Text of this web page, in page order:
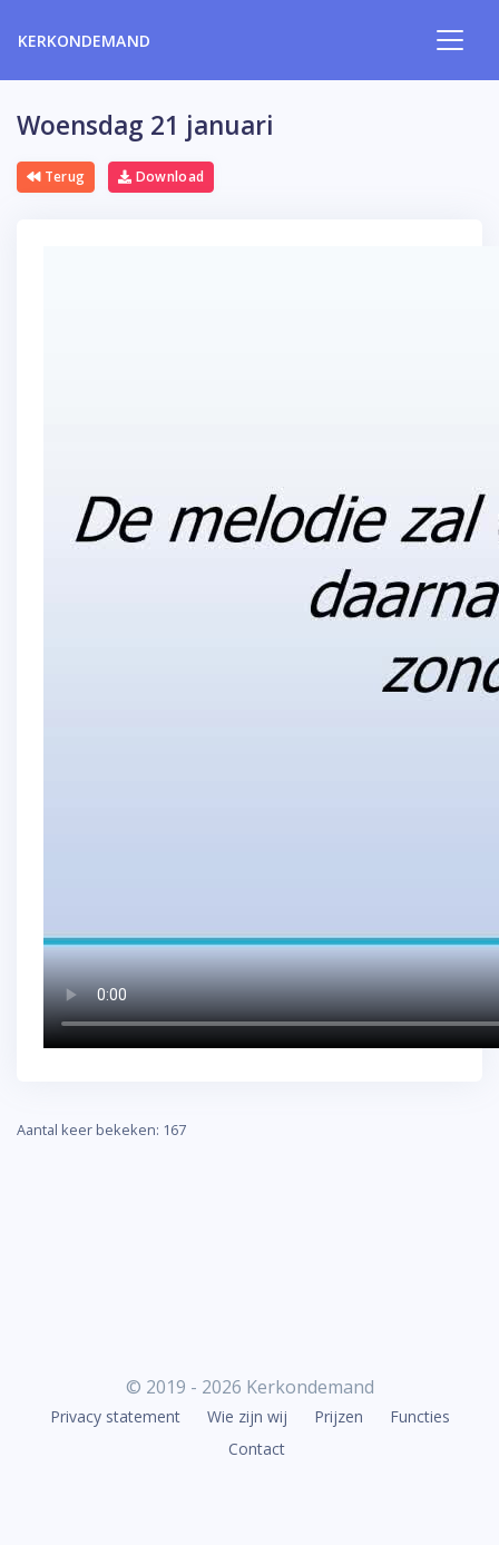
KERKONDEMAND
Woensdag 21 januari
Terug Download
Aantal keer bekeken: 167
© 2019 - 2026 Kerkondemand
Privacy statement Wie zijn wij Prijzen
Functies
Contact